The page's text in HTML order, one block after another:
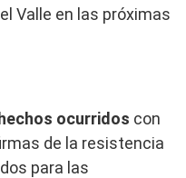
Valle en las próximas
ocurridos con
de la resistencia
para las